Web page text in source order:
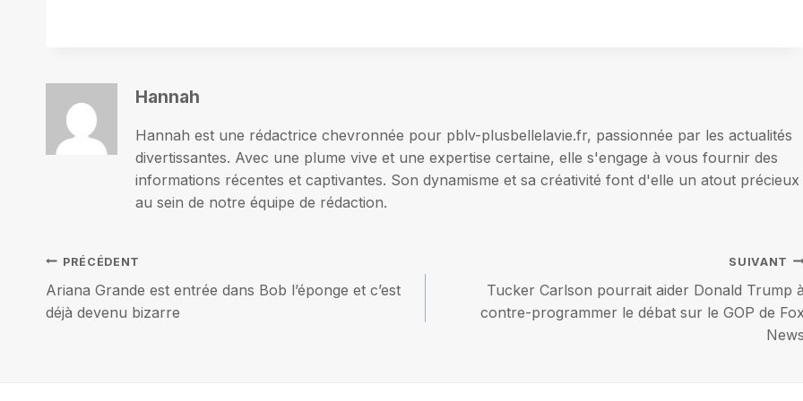
Hannah
Hannah est une rédactrice chevronnée pour pblv-plusbellelavie.fr, passionnée par les actualités
divertissantes. Avec une plume vive et une expertise certaine, elle s'engage à vous fournir des
informations récentes et captivantes. Son dynamisme et sa créativité font d'elle un atout précieux
au sein de notre équipe de rédaction.
Navigation
de
PRÉCÉDENT
Ariana Grande est entrée dans Bob l’éponge et c’est
déjà devenu bizarre
SUIVANT
Tucker Carlson pourrait aider Donald Trump à
contre-programmer le débat sur le GOP de Fox
News